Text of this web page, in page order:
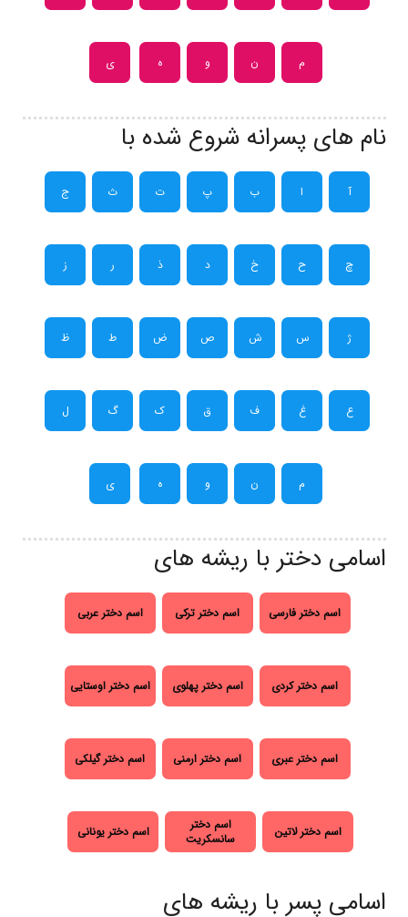
م ن و ه ی
نام های پسرانه شروع شده با
آ ا ب پ ت ث ج
چ ح خ د ذ ر ز
ژ س ش ص ض ط ظ
ع غ ف ق ک گ ل
م ن و ه ی
اسامی دختر با ریشه های
اسم دختر فارسی اسم دختر ترکی اسم دختر عربی
اسم دختر کردی اسم دختر پهلوی اسم دختر اوستایی
اسم دختر عبری اسم دختر ارمنی اسم دختر گیلکی
اسم دختر لاتین
اسم دختر
سانسکریت
اسم دختر یونانی
اسامی پسر با ریشه های